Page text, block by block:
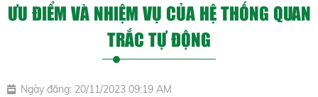
ƯU ĐIỂM VÀ NHIỆM VỤ CỦA HỆ THỐNG QUAN
TRẮC TỰ ĐỘNG
Ngày đăng: 20/11/2023 09:19 AM